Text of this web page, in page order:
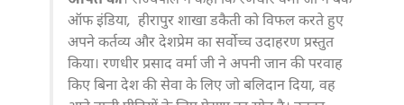
ऑफ इंडिया, हीरापुर शाखा डकैती को विफल करते हुए
अपने कर्तव्य और देशप्रेम का सर्वोच्च उदाहरण प्रस्तुत
किया। रणधीर प्रसाद वर्मा जी ने अपनी जान की परवाह
किए बिना देश की सेवा के लिए जो बलिदान दिया, वह